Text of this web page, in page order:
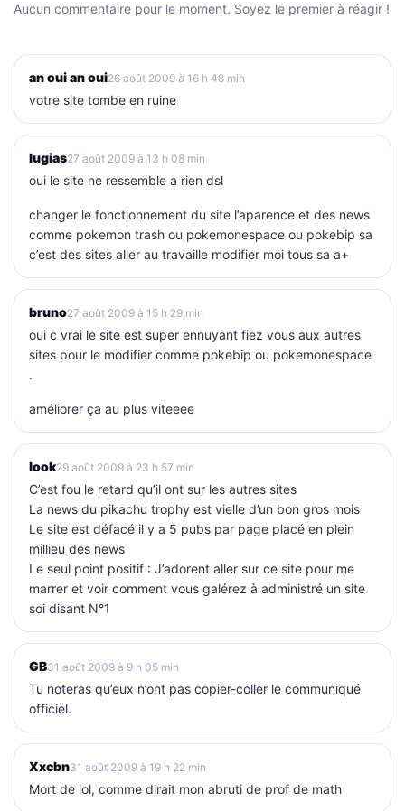
Aucun commentaire pour le moment. Soyez le premier à réagir !
an oui an oui26 août 2009 à 16 h 48 min
votre site tombe en ruine
lugias27 août 2009 à 13 h 08 min
oui le site ne ressemble a rien dsl
changer le fonctionnement du site l’aparence et des news
comme pokemon trash ou pokemonespace ou pokebip sa
c’est des sites aller au travaille modifier moi tous sa a+
bruno27 août 2009 à 15 h 29 min
oui c vrai le site est super ennuyant fiez vous aux autres
sites pour le modifier comme pokebip ou pokemonespace
.
améliorer ça au plus viteeee
look29 août 2009 à 23 h 57 min
C’est fou le retard qu’il ont sur les autres sites
La news du pikachu trophy est vielle d’un bon gros mois
Le site est défacé il y a 5 pubs par page placé en plein
millieu des news
Le seul point positif : J’adorent aller sur ce site pour me
marrer et voir comment vous galérez à administré un site
soi disant N°1
GB31 août 2009 à 9 h 05 min
Tu noteras qu’eux n’ont pas copier-coller le communiqué
officiel.
Xxcbn31 août 2009 à 19 h 22 min
Mort de lol, comme dirait mon abruti de prof de math